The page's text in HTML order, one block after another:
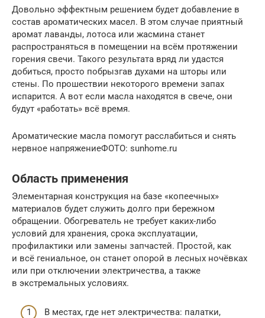
Довольно эффектным решением будет добавление в
состав ароматических масел. В этом случае приятный
аромат лаванды, лотоса или жасмина станет
распространяться в помещении на всём протяжении
горения свечи. Такого результата вряд ли удастся
добиться, просто побрызгав духами на шторы или
стены. По прошествии некоторого времени запах
испарится. А вот если масла находятся в свече, они
будут «работать» всё время.
Ароматические масла помогут расслабиться и снять
нервное напряжениеФОТО: sunhome.ru
Область применения
Элементарная конструкция на базе «копеечных»
материалов будет служить долго при бережном
обращении. Обогреватель не требует каких-либо
условий для хранения, срока эксплуатации,
профилактики или замены запчастей. Простой, как
и всё гениальное, он станет опорой в лесных ночёвках
или при отключении электричества, а также
в экстремальных условиях.
В местах, где нет электричества: палатки,